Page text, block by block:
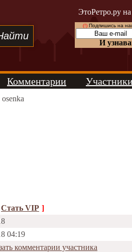
ЭтоРетро.ру
(!)Подпишись на
И
Комментарии
Стать VIP ]
04:19
комментарии участника